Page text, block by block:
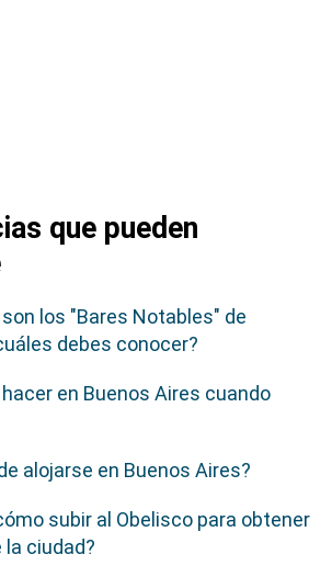
que pueden
los "Bares Notables" de
debes conocer?
en Buenos Aires cuando
alojarse en Buenos Aires?
subir al Obelisco para obtener
la ciudad?